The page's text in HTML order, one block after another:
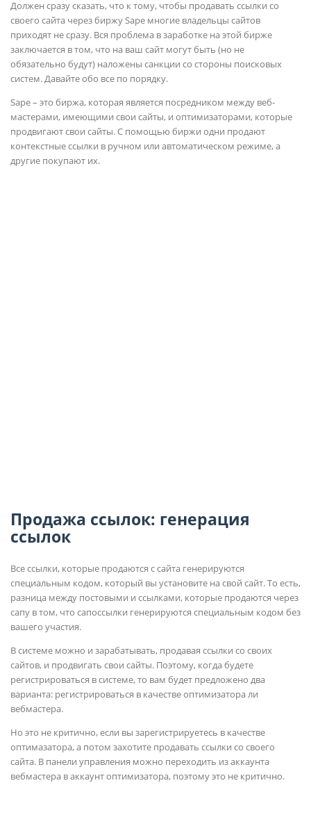
Должен сразу сказать, что к тому, чтобы продавать ссылки со
своего сайта через биржу Sape многие владельцы сайтов
приходят не сразу. Вся проблема в заработке на этой бирже
заключается в том, что на ваш сайт могут быть (но не
обязательно будут) наложены санкции со стороны поисковых
систем. Давайте обо все по порядку.
Sape – это биржа, которая является посредником между веб-
мастерами, имеющими свои сайты, и оптимизаторами, которые
продвигают свои сайты. С помощью биржи одни продают
контекстные ссылки в ручном или автоматическом режиме, а
другие покупают их.
Продажа ссылок: генерация
ссылок
Все ссылки, которые продаются с сайта генерируются
специальным кодом, который вы установите на свой сайт. То есть,
разница между постовыми и ссылками, которые продаются через
сапу в том, что сапоссылки генерируются специальным кодом без
вашего участия.
В системе можно и зарабатывать, продавая ссылки со своих
сайтов, и продвигать свои сайты. Поэтому, когда будете
регистрироваться в системе, то вам будет предложено два
варианта: регистрироваться в качестве оптимизатора ли
вебмастера.
Но это не критично, если вы зарегистрируетесь в качестве
оптимазатора, а потом захотите продавать ссылки со своего
сайта. В панели управления можно переходить из аккаунта
вебмастера в аккаунт оптимизатора, поэтому это не критично.